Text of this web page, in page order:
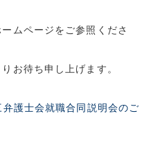
ムページをご参照くださ
お待ち申し上げます。
護士会就職合同説明会のご